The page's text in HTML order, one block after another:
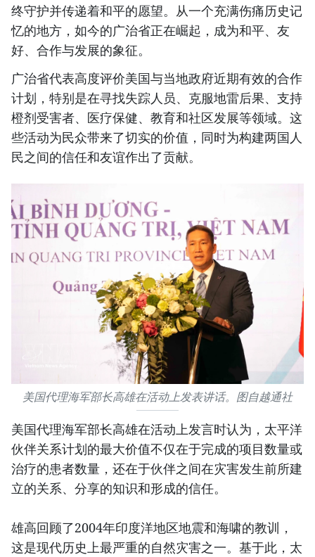
终守护并传递着和平的愿望。从一个充满伤痛历史记
忆的地方，如今的广治省正在崛起，成为和平、友
好、合作与发展的象征。
广治省代表高度评价美国与当地政府近期有效的合作
计划，特别是在寻找失踪人员、克服地雷后果、支持
橙剂受害者、医疗保健、教育和社区发展等领域。这
些活动为民众带来了切实的价值，同时为构建两国人
民之间的信任和友谊作出了贡献。
美国代理海军部长高雄在活动上发表讲话。图自越通社
美国代理海军部长高雄在活动上发言时认为，太平洋
伙伴关系计划的最大价值不仅在于完成的项目数量或
治疗的患者数量，还在于伙伴之间在灾害发生前所建
立的关系、分享的知识和形成的信任。
雄高回顾了2004年印度洋地区地震和海啸的教训，
这是现代历史上最严重的自然灾害之一。基于此，太